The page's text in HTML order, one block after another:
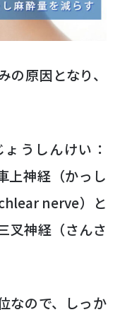
原因となり、
うしんけい：
神経（かっし
nerve）と
叉神経（さんさ
なので、しっか